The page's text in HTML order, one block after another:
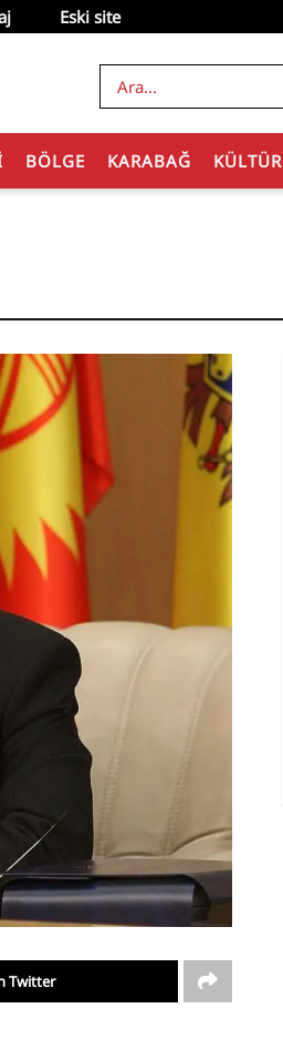
Eski site
BÖLGE KARABAĞ KÜLTÜR
Twitter